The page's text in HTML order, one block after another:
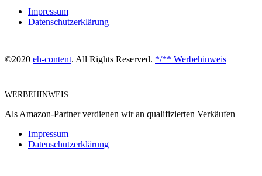
Impressum
Datenschutzerklärung
©2020 eh-content. All Rights Reserved. */** Werbehinweis
WERBEHINWEIS
Als Amazon-Partner verdienen wir an qualifizierten Verkäufen
Impressum
Datenschutzerklärung